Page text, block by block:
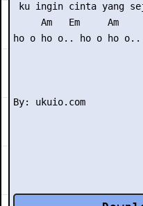
ku ingin cinta yang
     Am   Em     Am
ho o ho o.. ho o ho o..